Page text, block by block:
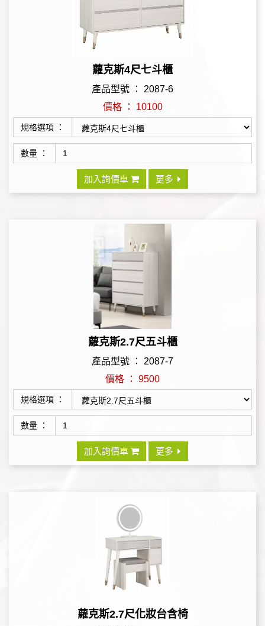
蘿克斯4尺七斗櫃
產品型號 ： 2087-6
價格 ： 10100
規格選項 ：
數量 ：
加入詢價車 更多
蘿克斯2.7尺五斗櫃
產品型號 ： 2087-7
價格 ： 9500
規格選項 ：
數量 ：
加入詢價車 更多
蘿克斯2.7尺化妝台含椅